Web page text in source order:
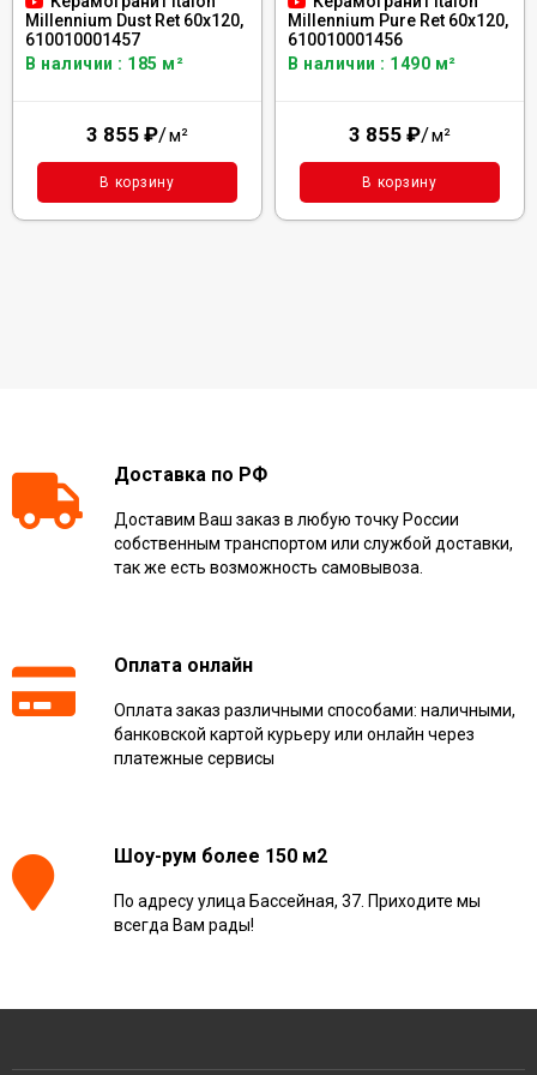
Millennium Dust Ret 60x120,
610010001457
В наличии : 185 м²
3 855 ₽/м²
В корзину
Millennium Pure Ret 60x120,
610010001456
В наличии : 1490 м²
3 855 ₽/м²
В корзину
Доставка по РФ
Доставим Ваш заказ в любую точку России
собственным транспортом или службой доставки,
так же есть возможность самовывоза.
Оплата онлайн
Оплата заказ различными способами: наличными,
банковской картой курьеру или онлайн через
платежные сервисы
Шоу-рум более 150 м2
По адресу улица Бассейная, 37. Приходите мы
всегда Вам рады!